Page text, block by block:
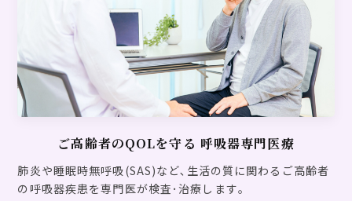
2021.11.17 お知らせ
『令和3年 WAOたじり』 田中敬剛先生認知症講演会(動画視聴)
2021.11.12
パーキンの集い 第11回 ～歩行障害＆転倒予防について～ ※動画にてご視聴していただけます。
2021.11.08 お知らせ
ご高齢者のQOLを守る 呼吸器専門医療
肺炎や睡眠時無呼吸(SAS)など､生活の質に関わるご高齢者
の呼吸器疾患を専門医が検査･治療します｡